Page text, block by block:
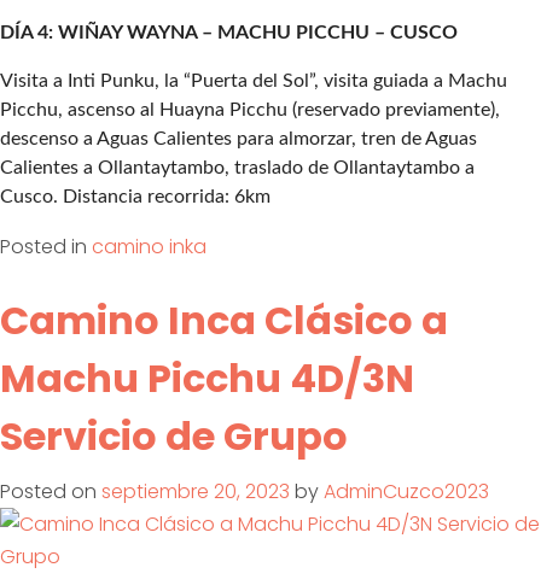
DÍA 4: WIÑAY WAYNA – MACHU PICCHU – CUSCO
Visita a Inti Punku, la “Puerta del Sol”, visita guiada a Machu
Picchu, ascenso al Huayna Picchu (reservado previamente),
descenso a Aguas Calientes para almorzar, tren de Aguas
Calientes a Ollantaytambo, traslado de Ollantaytambo a
Cusco. Distancia recorrida: 6km
Posted in camino inka
Camino Inca Clásico a
Machu Picchu 4D/3N
Servicio de Grupo
Posted on septiembre 20, 2023 byAdminCuzco2023